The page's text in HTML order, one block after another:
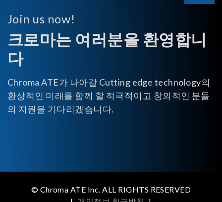
Join us now!
크로마는 여러분을 환영합니
다
Chroma ATE가 나아갈 Cutting edge technology의
환상적인 미래를 함께 할 적극적이고 창의적인 분들
의 지원을 기다리겠습니다.
© Chroma ATE Inc. ALL RIGHTS RESERVED